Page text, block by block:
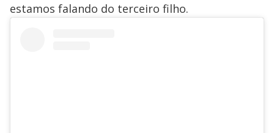
estamos falando do terceiro filho.